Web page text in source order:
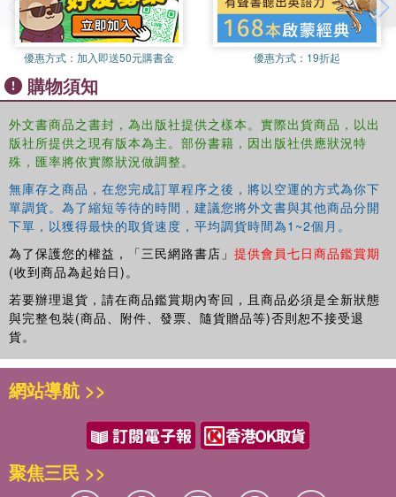
優惠方式： 加入即送50元購書金 優惠方式： 19折起
購物須知
外文書商品之書封，為出版社提供之樣本。實際出貨商品，以出
版社所提供之現有版本為主。部份書籍，因出版社供應狀況特
殊，匯率將依實際狀況做調整。
無庫存之商品，在您完成訂單程序之後，將以空運的方式為你下
單調貨。為了縮短等待的時間，建議您將外文書與其他商品分開
下單，以獲得最快的取貨速度，平均調貨時間為1~2個月。
為了保護您的權益，「三民網路書店」 提供會員七日商品鑑賞期
(收到商品為起始日)。
若要辦理退貨，請在商品鑑賞期內寄回，且商品必須是全新狀態
與完整包裝(商品、附件、發票、隨貨贈品等)否則恕不接受退
貨。
網站導航 >>
聚焦三民 >>